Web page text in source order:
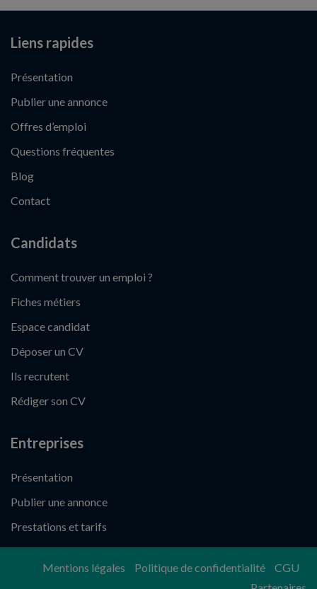
Liens rapides
Présentation
Publier une annonce
Offres d’emploi
Questions fréquentes
Blog
Contact
Candidats
Comment trouver un emploi ?
Fiches métiers
Espace candidat
Déposer un CV
Ils recrutent
Rédiger son CV
Entreprises
Présentation
Publier une annonce
Prestations et tarifs
Mentions légales Politique de confidentialité
CGU